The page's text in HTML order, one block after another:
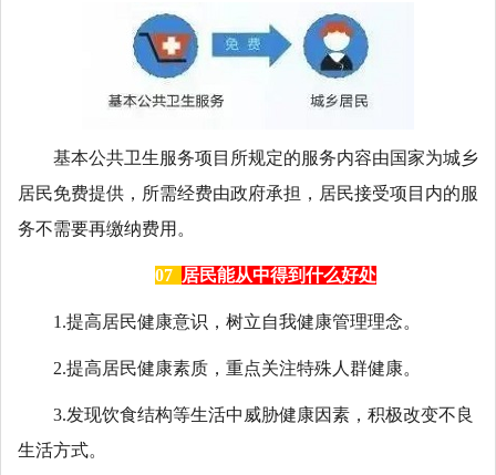
基本公共卫生服务项目所规定的服务内容由国家为城乡
居民免费提供，所需经费由政府承担，居民接受项目内的服
务不需要再缴纳费用。
07 居民能从中得到什么好处
1.提高居民健康意识，树立自我健康管理理念。
2.提高居民健康素质，重点关注特殊人群健康。
3.发现饮食结构等生活中威胁健康因素，积极改变不良
生活方式。